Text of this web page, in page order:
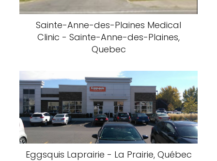
Sainte-Anne-des-Plaines Medical
Clinic - Sainte-Anne-des-Plaines,
Quebec
Eggsquis Laprairie - La Prairie, Québec